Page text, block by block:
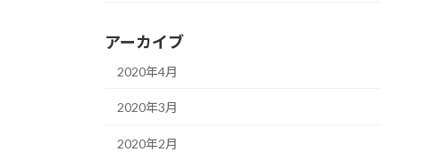
アーカイブ
2020年4月
2020年3月
2020年2月